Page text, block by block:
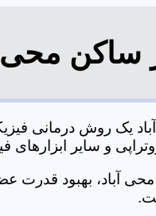
ساکن محی
آباد یک روش درمانی
ابزارهای فیزیک درمانی می
محی آباد، بهبود